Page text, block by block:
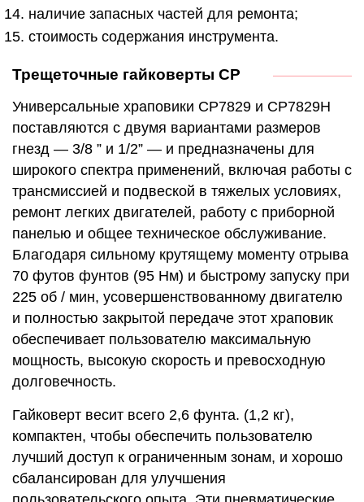
наличие запасных частей для ремонта;
стоимость содержания инструмента.
Трещеточные гайковерты CP
Универсальные храповики CP7829 и CP7829H
поставляются с двумя вариантами размеров
гнезд — 3/8 ” и 1/2” — и предназначены для
широкого спектра применений, включая работы с
трансмиссией и подвеской в тяжелых условиях,
ремонт легких двигателей, работу с приборной
панелью и общее техническое обслуживание.
Благодаря сильному крутящему моменту отрыва
70 футов фунтов (95 Нм) и быстрому запуску при
225 об / мин, усовершенствованному двигателю
и полностью закрытой передаче этот храповик
обеспечивает пользователю максимальную
мощность, высокую скорость и превосходную
долговечность.
Гайковерт весит всего 2,6 фунта. (1,2 кг),
компактен, чтобы обеспечить пользователю
лучший доступ к ограниченным зонам, и хорошо
сбалансирован для улучшения